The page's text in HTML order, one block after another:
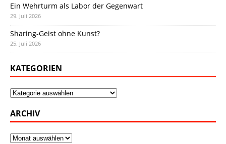
Ein Wehrturm als Labor der Gegenwart
29. Juli 2026
Sharing-Geist ohne Kunst?
25. Juli 2026
KATEGORIEN
Kategorien
ARCHIV
Archiv